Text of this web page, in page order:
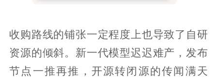
收购路线的铺张一定程度上也导致了自研
资源的倾斜。新一代模型迟迟难产，发布
节点一推再推，开源转闭源的传闻满天